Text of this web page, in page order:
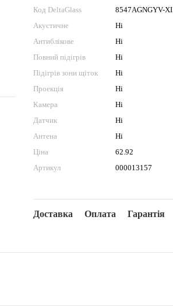
Код DeltaGlass
8547AGNGYV-XI
Акустичне
Ні
Антиблікове
Ні
Повний підігрів
Ні
Підігрів зони щіток
Ні
Проекція
Ні
Камера
Ні
Датчик
Ні
Антена
Ні
Ціна
62.92
Артикул
000013157
Доставка Оплата Гарантія